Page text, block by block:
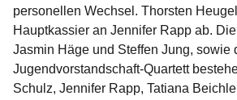
personellen Wechsel. Thorsten
Hauptkassier an Jennifer Rapp ab.
Jasmin Häge und Steffen Jung, sowie
Jugendvorstandschaft-Quartett
Schulz, Jennifer Rapp, Tatiana